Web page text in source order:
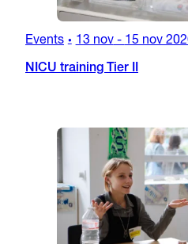
Events • 13 nov- 15 nov
NICU training Tier II